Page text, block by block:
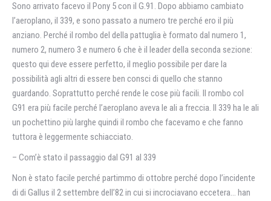
Sono arrivato facevo il Pony 5 con il G.91. Dopo abbiamo cambiato
l’aeroplano, il 339, e sono passato a numero tre perché ero il più
anziano. Perché il rombo del della pattuglia è formato dal numero 1,
numero 2, numero 3 e numero 6 che è il leader della seconda sezione:
questo qui deve essere perfetto, il meglio possibile per dare la
possibilità agli altri di essere ben consci di quello che stanno
guardando. Soprattutto perché rende le cose più facili. Il rombo col
G91 era più facile perché l’aeroplano aveva le ali a freccia. Il 339 ha le ali
un pochettino più larghe quindi il rombo che facevamo e che fanno
tuttora è leggermente schiacciato.
– Com’è stato il passaggio dal G91 al 339
Non è stato facile perché partimmo di ottobre perché dopo l’incidente
di di Gallus il 2 settembre dell’82 in cui si incrociavano eccetera… han